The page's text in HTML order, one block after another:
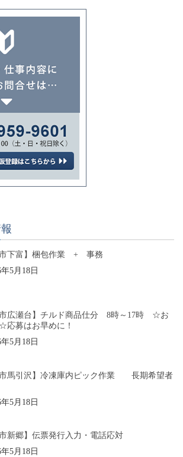
市下富】梱包作業 + 事務
年5月18日
市広瀬台】チルド商品仕分 8時～17時 ☆お
応募はお早めに！
年5月18日
市馬引沢】冷凍庫内ピック作業 長期希望者
年5月18日
市新郷】伝票発行入力・電話応対
5月18日